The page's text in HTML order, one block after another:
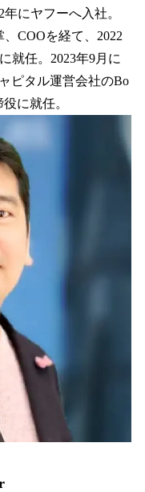
にヤフーへ入社。
COOを経て、2022
就任。2023年9月に
ピタル運営会社のBo
に就任。